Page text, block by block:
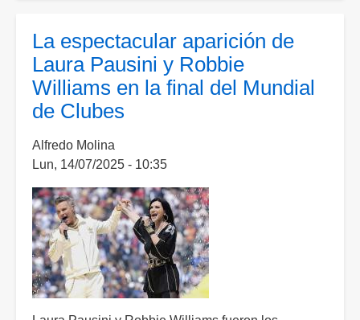
el
Mundial
de
Clubes
2029
La espectacular aparición de
Laura Pausini y Robbie
Williams en la final del Mundial
de Clubes
Alfredo Molina
Lun, 14/07/2025 - 10:35